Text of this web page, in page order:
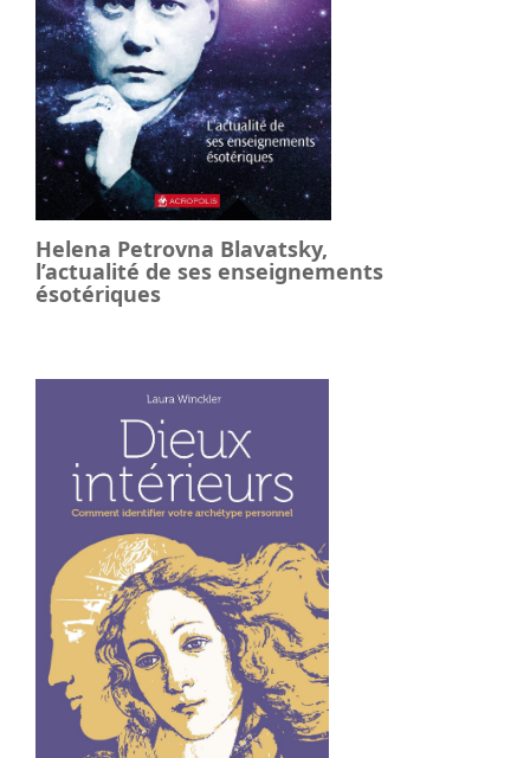
Helena Petrovna Blavatsky,
l’actualité de ses enseignements
ésotériques